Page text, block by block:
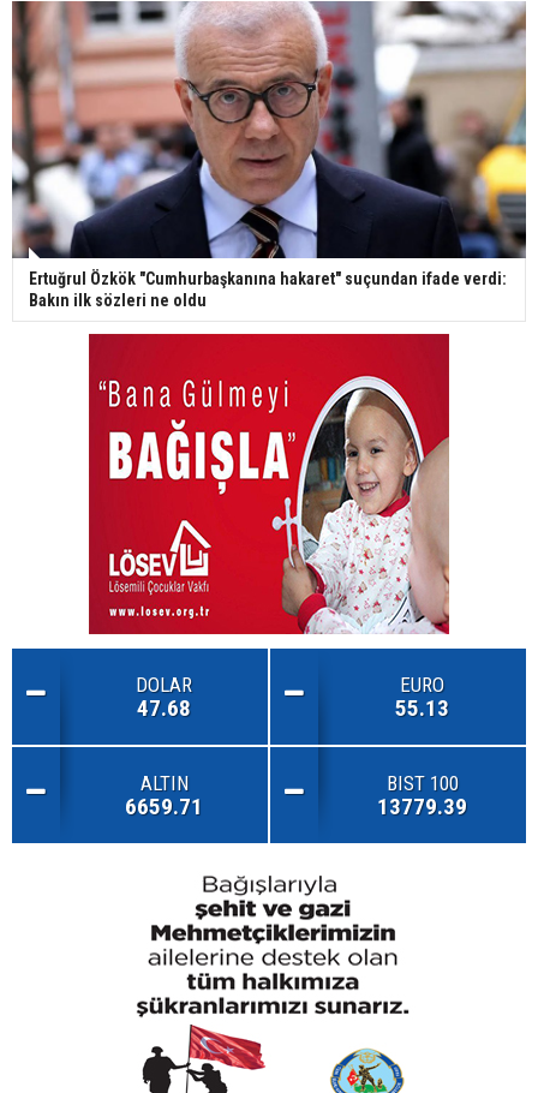
Ertuğrul Özkök "Cumhurbaşkanına hakaret" suçundan ifade verdi:
Bakın ilk sözleri ne oldu
DOLAR
47.68
EURO
55.13
ALTIN
6659.71
BIST 100
13779.39